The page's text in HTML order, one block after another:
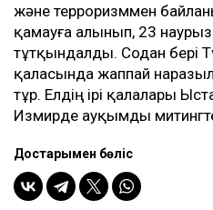
және терроризммен
қамауға алынып, 23
тұтқындалды. Содан бері
қаласында жаппай
тұр. Елдің ірі қалалары
Измирде ауқымды
Достарыңмен бөліс